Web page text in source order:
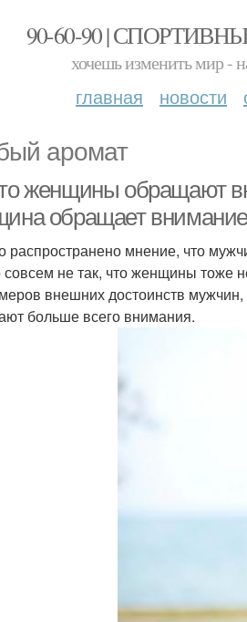
90-60-90 |
хочешь изменить мир -
главная новости
аромат
женщины обращают
обращает
распространено мнение, что
совсем не так, что женщины тоже
внешних достоинств
больше всего внимания.